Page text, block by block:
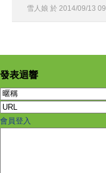
雪人娘 於 2014/09/13 09
發表迴響
會員登入